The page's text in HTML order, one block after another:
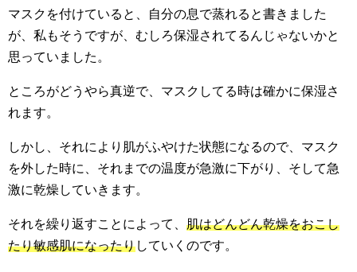
マスクを付けていると、自分の息で蒸れると書きました
が、私もそうですが、むしろ保湿されてるんじゃないかと
思っていました。
ところがどうやら真逆で、マスクしてる時は確かに保湿さ
れます。
しかし、それにより肌がふやけた状態になるので、マスク
を外した時に、それまでの温度が急激に下がり、そして急
激に乾燥していきます。
それを繰り返すことによって、 肌はどんどん乾燥をおこし
たり敏感肌になったりしていくのです。